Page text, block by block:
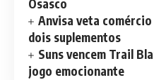
Osasco
Anvisa veta
dois suplementos
Suns vencem Trail
jogo emocionante